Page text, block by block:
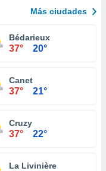
Más ciudades
Bédarieux
37° 20°
Canet
37° 21°
Cruzy
37° 22°
La Livinière